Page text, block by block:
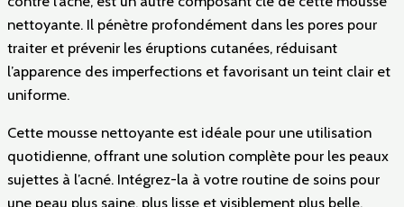
nettoyante. Il pénètre profondément dans les pores pour
traiter et prévenir les éruptions cutanées, réduisant
l’apparence des imperfections et favorisant un teint clair et
uniforme.
Cette mousse nettoyante est idéale pour une utilisation
quotidienne, offrant une solution complète pour les peaux
sujettes à l’acné. Intégrez-la à votre routine de soins pour
une peau plus saine, plus lisse et visiblement plus belle.